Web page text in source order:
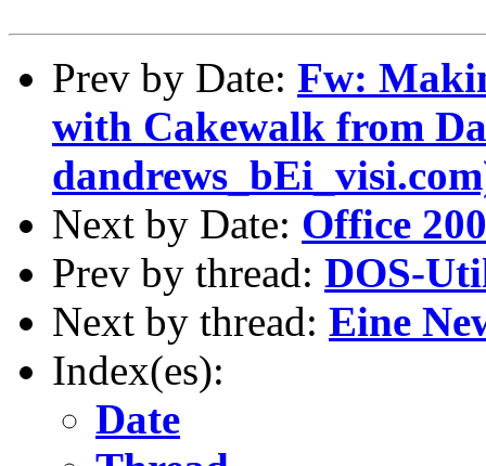
Prev by Date: Fw:
with Cakewalk from
Next by Date: Office
Prev by thread: DOS-
Next by thread: Eine
Index(es):
Date